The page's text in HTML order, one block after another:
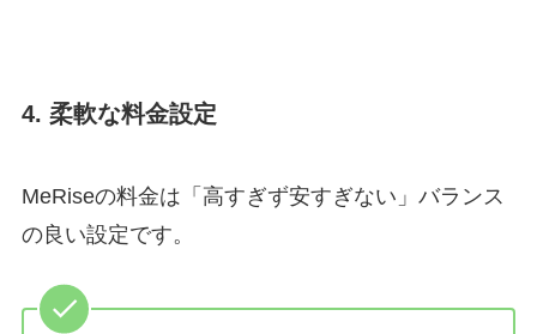
4. 柔軟な料金設定
MeRiseの料金は「高すぎず安すぎない」バランス
の良い設定です。